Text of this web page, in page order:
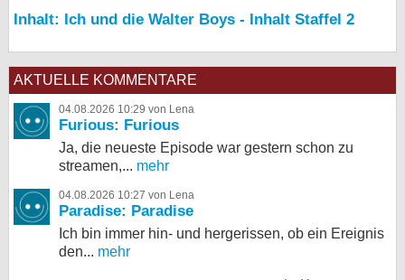
Inhalt: Ich und die Walter Boys - Inhalt Staffel 2
AKTUELLE KOMMENTARE
04.08.2026 10:29 von Lena
Furious: Furious
Ja, die neueste Episode war gestern schon zu
streamen,... mehr
04.08.2026 10:27 von Lena
Paradise: Paradise
Ich bin immer hin- und hergerissen, ob ein Ereignis
den... mehr